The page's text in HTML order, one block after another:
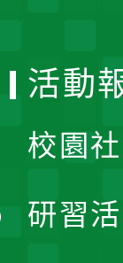
活動
校園
研習